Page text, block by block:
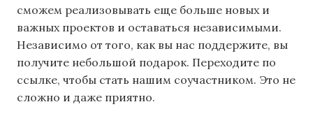
сможем реализовывать еще больше новых и
важных проектов и оставаться независимыми.
Независимо от того, как вы нас поддержите, вы
получите небольшой подарок. Переходите по
ссылке, чтобы стать нашим соучастником. Это не
сложно и даже приятно.